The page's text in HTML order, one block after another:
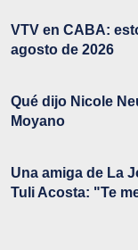
VTV en CABA:
agosto de 2026
Qué dijo Nicole
Moyano
Una amiga de La
Tuli Acosta: "Te